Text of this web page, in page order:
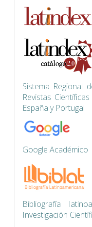
Sistema Regional
Revistas
España y Portugal
Google Académico
Bibliografía
Investigación